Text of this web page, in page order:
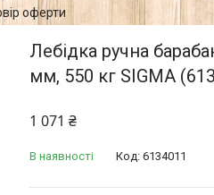
оферти
Лебідка ручна
мм, 550 кг SIGMA
1 071 ₴
В наявності Код: 6134011